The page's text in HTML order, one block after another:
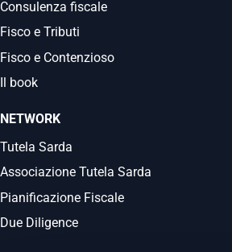
Consulenza fiscale
Fisco e Tributi
Fisco e Contenzioso
Il book
NETWORK
Tutela Sarda
Associazione Tutela Sarda
Pianificazione Fiscale
Due Diligence